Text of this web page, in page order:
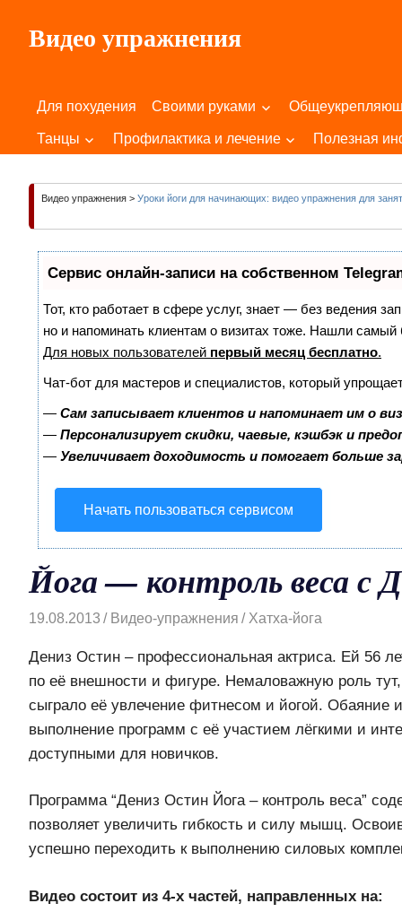
содержимому
Видео упражнения
Вашего
Для похудения Своими руками
Танцы Профилактика и лечение Полезная
Видео упражнения > Уроки йоги для начинающих: видео упражнения для
Сервис онлайн-записи на собственном
Тот, кто работает в сфере услуг, знает — без ведения
но и напоминать клиентам о визитах тоже. Нашли
Для новых пользователей первый месяц бесплатно.
Чат-бот для мастеров и специалистов, который
— Сам записывает клиентов и напоминает им о
— Персонализирует скидки, чаевые, кэшбэк и
— Увеличивает доходимость и помогает больше
Начать пользоваться сервисом
Йога — контроль веса с
19.08.2013 Видео-упражнения Хатха-йога
Дениз Остин – профессиональная актриса. Ей 56
по её внешности и фигуре. Немаловажную роль
сыграло её увлечение фитнесом и йогой. Обаяние
выполнение программ с её участием лёгкими и
доступными для новичков.
Программа “Дениз Остин Йога – контроль веса”
позволяет увеличить гибкость и силу мышц.
успешно переходить к выполнению силовых
Видео состоит из 4-х частей, направленных на: